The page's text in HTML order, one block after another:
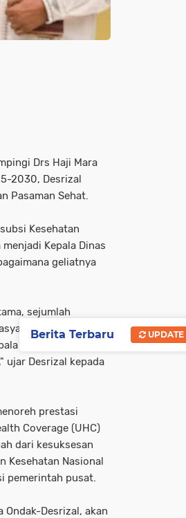
Drs Haji Mara
2030, Desrizal
Pasaman Sehat.
Kesehatan
Kepala Dinas
geliatnya
sejumlah
"Inshaa
daerah itu, akan
ujar Desrizal kepada
prestasi
Coverage (UHC)
dari kesuksesan
Kesehatan Nasional
pemerintah pusat.
Ondak-Desrizal, akan
Berita Terbaru UPDATE